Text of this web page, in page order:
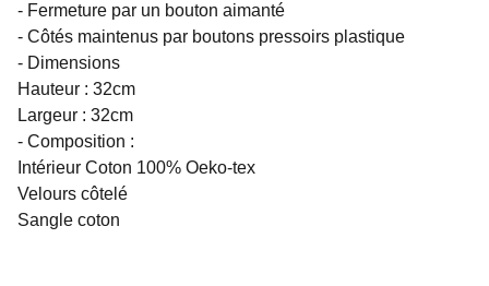
- Fermeture par un bouton aimanté
- Côtés maintenus par boutons pressoirs plastique
- Dimensions
Hauteur : 32cm
Largeur : 32cm
- Composition :
Intérieur Coton 100% Oeko-tex
Velours côtelé
Sangle coton